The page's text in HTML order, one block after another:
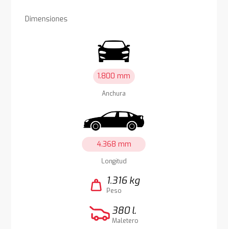
Dimensiones
1.800 mm
Anchura
4.368 mm
Longitud
weight 1.316 kg
Peso
380 l.
Maletero